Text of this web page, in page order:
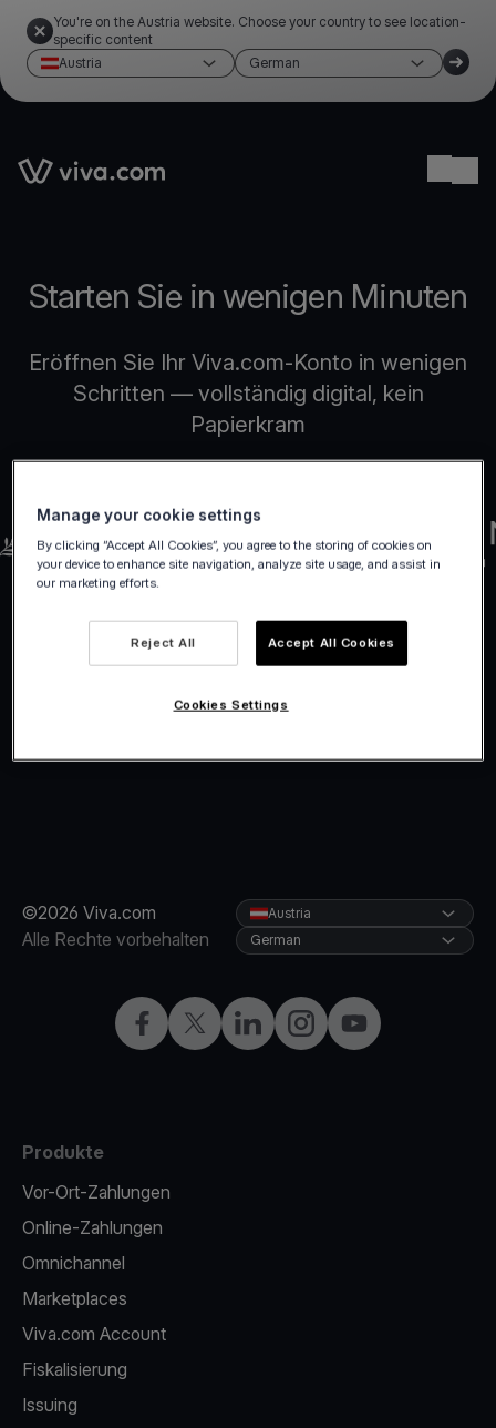
You're on the Austria website. Choose your country to see location-
specific content
Austria
German
Link to the homepage
Starten Sie in wenigen Minuten
Eröffnen Sie Ihr Viva.com-Konto in wenigen
Schritten — vollständig digital, kein
Papierkram
©2026 Viva.com
Alle Rechte vorbehalten
Facebook
X LinkedInInstagramYouTube
Austria
German
Produkte
Vor-Ort-Zahlungen
Online-Zahlungen
Omnichannel
Marketplaces
Viva.com Account
Fiskalisierung
Issuing
Manage your cookie settings
By clicking “Accept All Cookies”, you agree to the storing of cookies on
your device to enhance site navigation, analyze site usage, and assist in
our marketing efforts.
Reject All Accept All Cookies
Cookies Settings